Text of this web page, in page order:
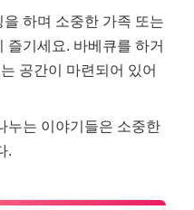
하며 소중한 가족 또는
즐기세요. 바베큐를 하거
공간이 마련되어 있어
누는 이야기들은 소중한
.